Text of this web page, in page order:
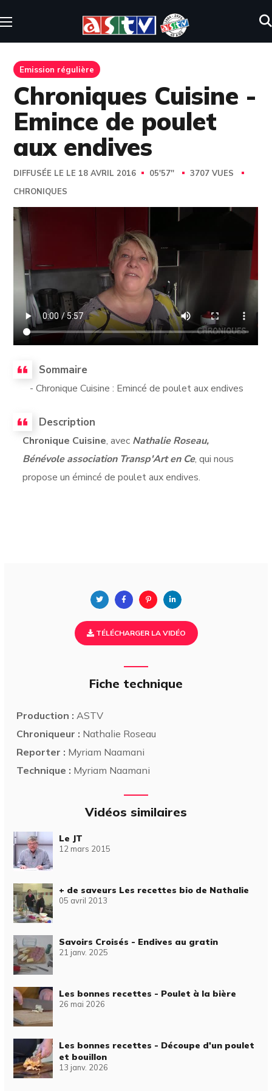
Emission régulière
Chroniques Cuisine -
Emince de poulet
aux endives
DIFFUSÉE LE LE 18 AVRIL 2016 05'57''
3707 VUES
CHRONIQUES
Sommaire
- Chronique Cuisine : Emincé de poulet aux endives
Description
Chronique Cuisine, avec Nathalie Roseau,
Bénévole association Transp'Art en Ce, qui nous
propose un émincé de poulet aux endives.
TÉLÉCHARGER LA VIDÉO
Fiche technique
Production : ASTV
Chroniqueur : Nathalie Roseau
Reporter : Myriam Naamani
Technique : Myriam Naamani
Vidéos similaires
Le JT
12 mars 2015
+ de saveurs Les recettes bio de Nathalie
05 avril 2013
Savoirs Croisés - Endives au gratin
21 janv. 2025
Les bonnes recettes - Poulet à la bière
26 mai 2026
Les bonnes recettes - Découpe d'un poulet
et bouillon
13 janv. 2026